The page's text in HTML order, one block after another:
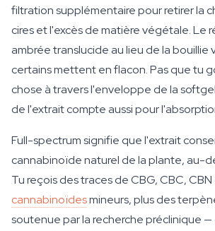
filtration supplémentaire pour retirer la
cires et l'excès de matière végétale. Le
ambrée translucide au lieu de la bouillie
certains mettent en flacon. Pas que tu
chose à travers l'enveloppe de la
de l'extrait compte aussi pour
Full-spectrum signifie que l'extrait
cannabinoïde naturel de la plante, au-
Tu reçois des traces de CBG, CBC,
cannabinoïdesmineurs, plus des
soutenue par la recherche préclinique